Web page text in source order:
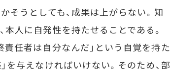
そうとしても、成果は上がらない。知
人に自発性を持たせることである。
任者は自分なんだ」という自覚を持た
を与えなければいけない。そのため、部